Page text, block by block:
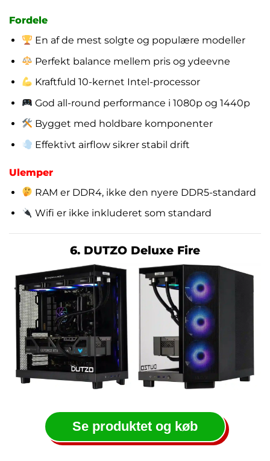
Fordele
En af de mest solgte og populære modeller
Perfekt balance mellem pris og ydeevne
Kraftfuld 10-kernet Intel-processor
God all-round performance i 1080p og 1440p
Bygget med holdbare komponenter
Effektivt airflow sikrer stabil drift
Ulemper
RAM er DDR4, ikke den nyere DDR5-standard
Wifi er ikke inkluderet som standard
6. DUTZO Deluxe Fire
Se produktet og køb